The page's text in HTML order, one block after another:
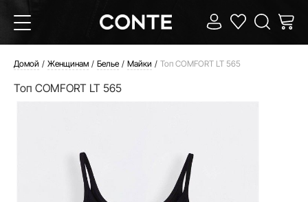
Домой Женщинам Белье Майки Топ COMFORT LT 565
Топ COMFORT LT 565